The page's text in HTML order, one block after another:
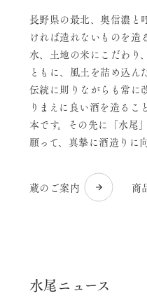
長野県の最北、奥信濃と
ければ造れないものを造
水、土地の米にこだわり
ともに、風土を詰め込ん
伝統に則りながらも常に
りまえに良い酒を造る
本です。その先に「水尾
願って、真摯に酒造りに
蔵のご案内 商
水尾ニュース